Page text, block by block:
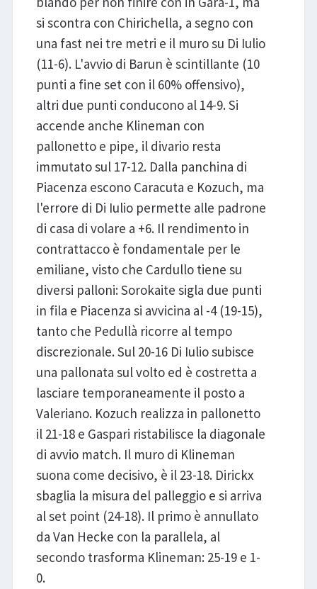
si scontra con Chirichella, a segno con
una fast nei tre metri e il muro su Di Iulio
(11-6). L'avvio di Barun è scintillante (10
punti a fine set con il 60% offensivo),
altri due punti conducono al 14-9. Si
accende anche Klineman con
pallonetto e pipe, il divario resta
immutato sul 17-12. Dalla panchina di
Piacenza escono Caracuta e Kozuch, ma
l'errore di Di Iulio permette alle padrone
di casa di volare a +6. Il rendimento in
contrattacco è fondamentale per le
emiliane, visto che Cardullo tiene su
diversi palloni: Sorokaite sigla due punti
in fila e Piacenza si avvicina al -4 (19-15),
tanto che Pedullà ricorre al tempo
discrezionale. Sul 20-16 Di Iulio subisce
una pallonata sul volto ed è costretta a
lasciare temporaneamente il posto a
Valeriano. Kozuch realizza in pallonetto
il 21-18 e Gaspari ristabilisce la diagonale
di avvio match. Il muro di Klineman
suona come decisivo, è il 23-18. Dirickx
sbaglia la misura del palleggio e si arriva
al set point (24-18). Il primo è annullato
da Van Hecke con la parallela, al
secondo trasforma Klineman: 25-19 e 1-
0.